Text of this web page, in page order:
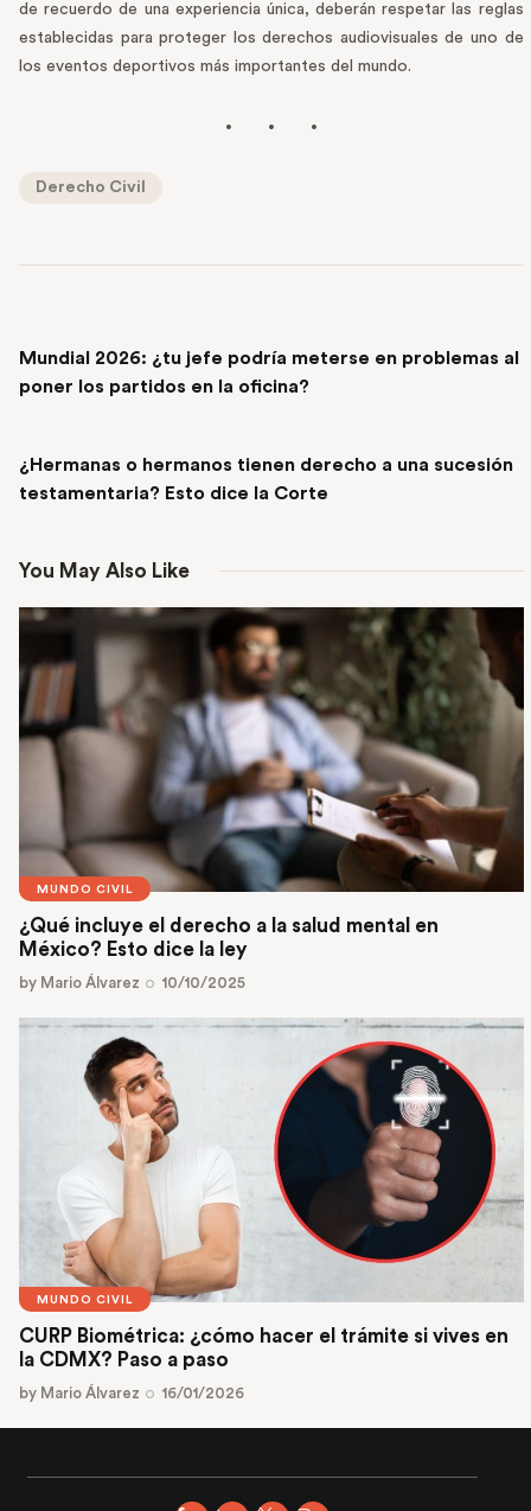
de recuerdo de una experiencia única, deberán respetar las reglas
establecidas para proteger los derechos audiovisuales de uno de
los eventos deportivos más importantes del mundo.
Derecho Civil
Mundial 2026: ¿tu jefe podría meterse en problemas al
poner los partidos en la oficina?
¿Hermanas o hermanos tienen derecho a una sucesión
testamentaria? Esto dice la Corte
You May Also Like
MUNDO CIVIL
¿Qué incluye el derecho a la salud mental en
México? Esto dice la ley
by Mario Álvarez 10/10/2025
MUNDO CIVIL
CURP Biométrica: ¿cómo hacer el trámite si vives en
la CDMX? Paso a paso
by Mario Álvarez 16/01/2026